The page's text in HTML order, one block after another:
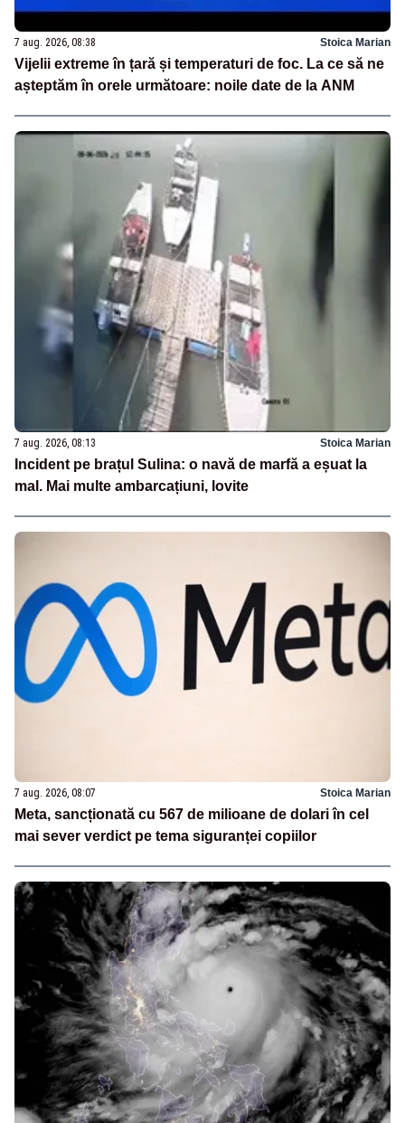
7 aug. 2026, 08:38 Stoica Marian
Vijelii extreme în țară și temperaturi de foc. La ce să ne
așteptăm în orele următoare: noile date de la ANM
7 aug. 2026, 08:13 Stoica Marian
Incident pe brațul Sulina: o navă de marfă a eșuat la
mal. Mai multe ambarcațiuni, lovite
7 aug. 2026, 08:07 Stoica Marian
Meta, sancționată cu 567 de milioane de dolari în cel
mai sever verdict pe tema siguranței copiilor